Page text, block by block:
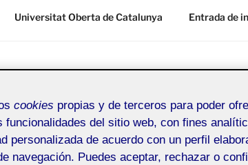
Universitat Oberta de Catalunya Entrada de
PROJECTE I EL DIFONEM!
cookies propias y de terceros para poder
funcionalidades del sitio web, con fines
personalizada de acuerdo con un perfil
navegación. Puedes aceptar, rechazar o